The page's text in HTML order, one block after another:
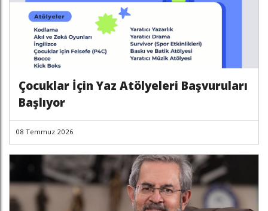
Çocuklar İçin Yaz Atölyeleri Başvuruları
Başlıyor
08 Temmuz 2026